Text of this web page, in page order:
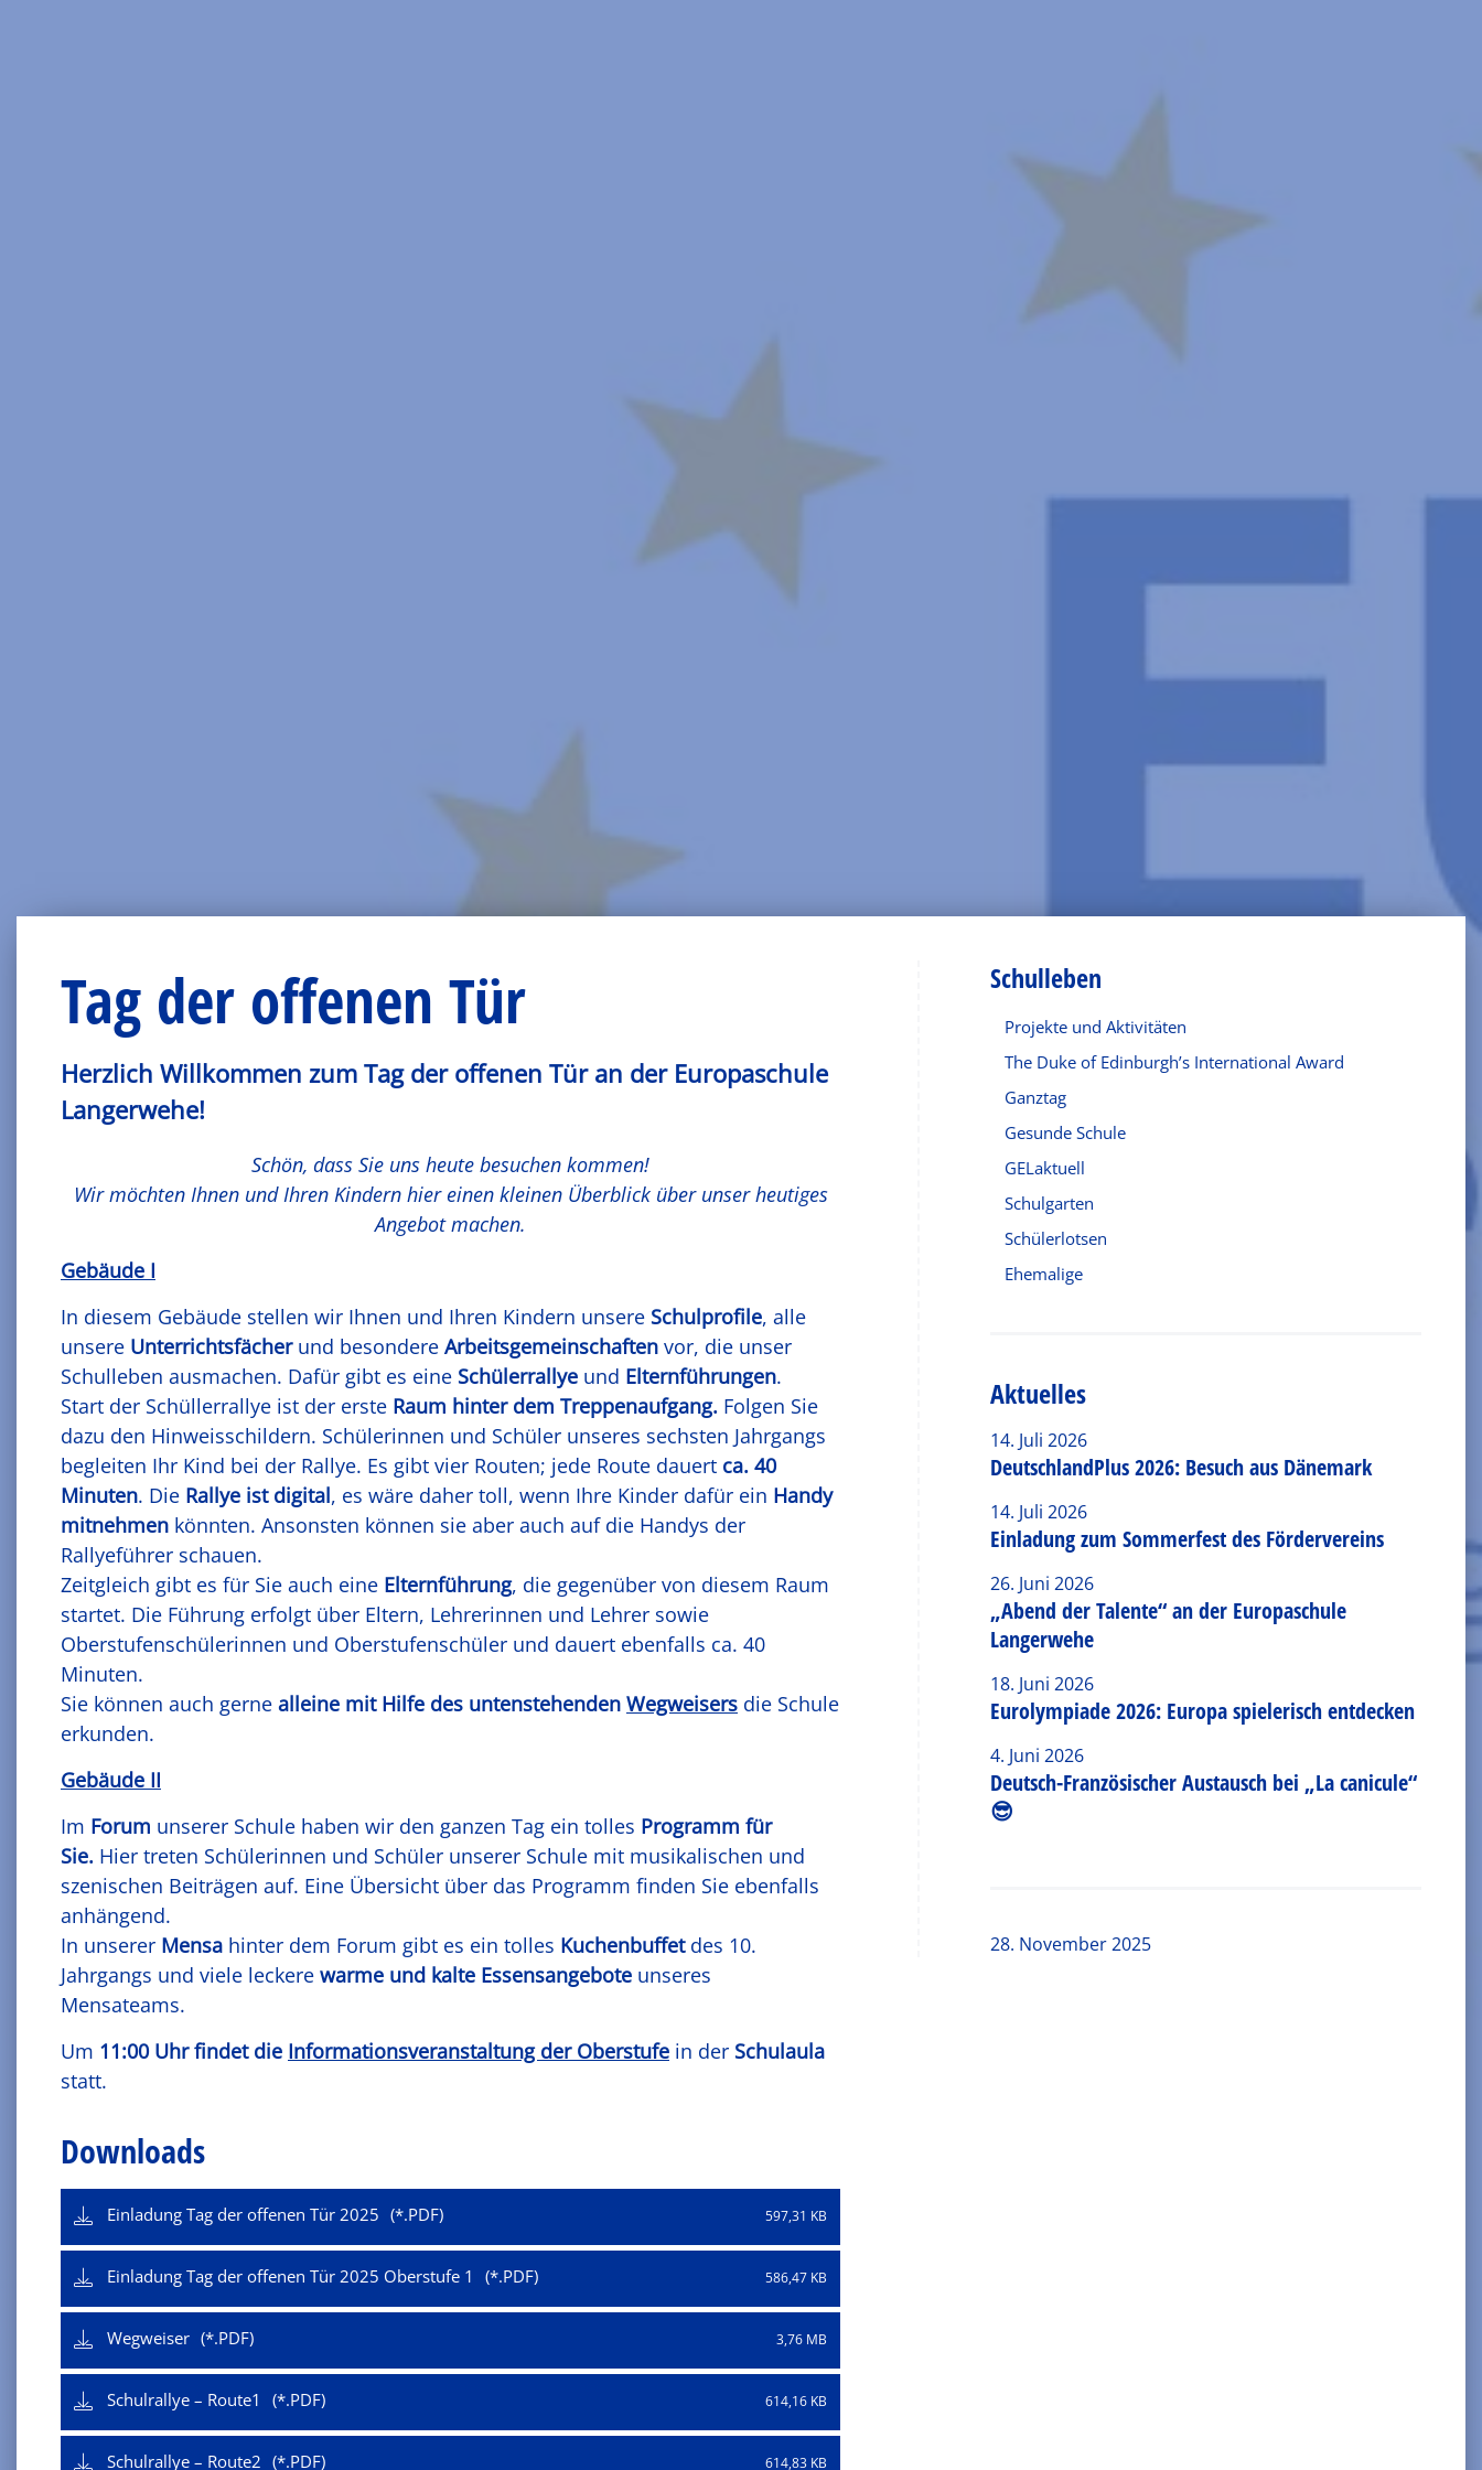
Tag der offenen Tür
Herzlich Willkommen zum Tag der offenen Tür an der Europaschule
Langerwehe!
Schön, dass Sie uns heute besuchen kommen!
Wir möchten Ihnen und Ihren Kindern hier einen kleinen Überblick über unser heutiges
Angebot machen.
Gebäude I
In diesem Gebäude stellen wir Ihnen und Ihren Kindern unsere Schulprofile, alle
unsere Unterrichtsfächerund besondere Arbeitsgemeinschaften vor, die unser
Schulleben ausmachen. Dafür gibt es eine Schülerrallye und Elternführungen.
Start der Schüllerrallye ist der erste Raum hinter dem Treppenaufgang. Folgen Sie
dazu den Hinweisschildern. Schülerinnen und Schüler unseres sechsten Jahrgangs
begleiten Ihr Kind bei der Rallye. Es gibt vier Routen; jede Route dauert ca. 40
Minuten. Die Rallye ist digital, es wäre daher toll, wenn Ihre Kinder dafür ein Handy
mitnehmen könnten. Ansonsten können sie aber auch auf die Handys der
Rallyeführer schauen.
Zeitgleich gibt es für Sie auch eine Elternführung, die gegenüber von diesem Raum
startet. Die Führung erfolgt über Eltern, Lehrerinnen und Lehrer sowie
Oberstufenschülerinnen und Oberstufenschüler und dauert ebenfalls ca. 40
Minuten.
Sie können auch gerne alleine mit Hilfe des untenstehenden Wegweisers die Schule
erkunden.
Gebäude II
Im Forum unserer Schule haben wir den ganzen Tag ein tolles Programm für
Sie. Hier treten Schülerinnen und Schüler unserer Schule mit musikalischen und
szenischen Beiträgen auf. Eine Übersicht über das Programm finden Sie ebenfalls
anhängend.
In unserer Mensa hinter dem Forum gibt es ein tolles Kuchenbuffetdes 10.
Jahrgangs und viele leckere warme und kalte Essensangebote unseres
Mensateams.
Um 11:00 Uhr findet die Informationsveranstaltung der Oberstufe in der Schulaula
statt.
Downloads
Einladung Tag der offenen Tür 2025 597,31 KB
Einladung Tag der offenen Tür 2025 Oberstufe 1 586,47 KB
Wegweiser 3,76 MB
Schulrallye – Route1 614,16 KB
Schulrallye – Route2 614,83 KB
Schulleben
Projekte und Aktivitäten
The Duke of Edinburgh’s International Award
Ganztag
Gesunde Schule
GELaktuell
Schulgarten
Schülerlotsen
Ehemalige
Aktuelles
14. Juli 2026
DeutschlandPlus 2026: Besuch aus Dänemark
14. Juli 2026
Einladung zum Sommerfest des Fördervereins
26. Juni 2026
„Abend der Talente“ an der Europaschule
Langerwehe
18. Juni 2026
Eurolympiade 2026: Europa spielerisch entdecken
4. Juni 2026
Deutsch-Französischer Austausch bei „La canicule“
😎
28. November 2025